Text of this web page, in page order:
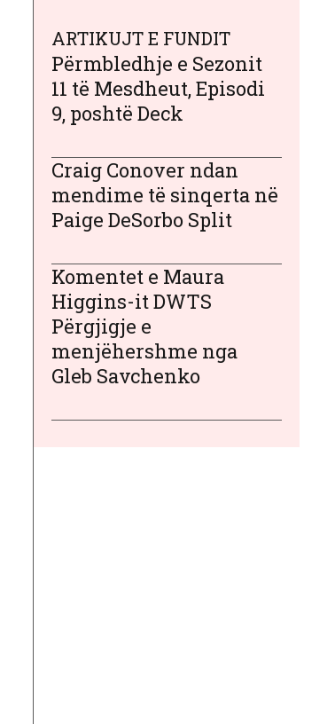
ARTIKUJT E FUNDIT
Përmbledhje e Sezonit
11 të Mesdheut, Episodi
9, poshtë Deck
Craig Conover ndan
mendime të sinqerta në
Paige DeSorbo Split
Komentet e Maura
Higgins-it DWTS
Përgjigje e
menjëhershme nga
Gleb Savchenko